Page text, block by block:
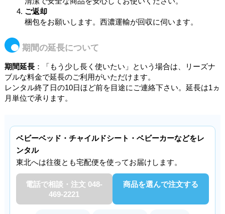
ご返却
梱包をお願いします。西濃運輸が回収に伺います。
期間の延長について
期間延長：「もう少し長く使いたい」という場合は、リーズナ
ブルな料金で延長のご利用がいただけます。
レンタル終了日の10日ほど前を目途にご連絡下さい。延長は1ヵ
月単位で承ります。
ベビーベッド・チャイルドシート・ベビーカーなどをレ
ンタル
東北へは往復とも宅配便を使ってお届けします。
電話で相談・注文 048-
469-2221
商品を選んで注文する